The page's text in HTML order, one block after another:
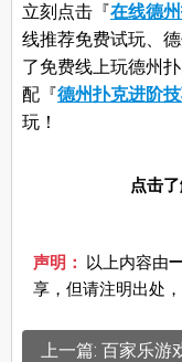
立刻点击『在线德
线推荐免费试玩、
了免费线上玩德州
配『德州扑克进阶
玩！
点击了
声明： 以上内容由
享，但请注明出处
上一篇: 百家乐游